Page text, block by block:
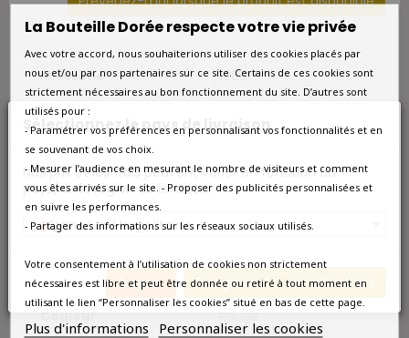
Sélectionnez le pays de livraison
Nos prix et les frais peuvent varier en fonction du
pays/de la région de livraison.
France métropolitaine
Annuler Enregistrer les modifications
Millésime 1983
Format
Qté/Colis
Pays France
Région
Appellation Pessac-Léognan
Couleur Rouge
La Bouteille Dorée respecte votre vie privée
Avec votre accord, nous souhaiterions utiliser des cookies placés par
nous et/ou par nos partenaires sur ce site. Certains de ces cookies sont
strictement nécessaires au bon fonctionnement du site. D’autres sont
utilisés pour :
- Paramétrer vos préférences en personnalisant vos fonctionnalités et en
se souvenant de vos choix.
- Mesurer l’audience en mesurant le nombre de visiteurs et comment
vous êtes arrivés sur le site. - Proposer des publicités personnalisées et
en suivre les performances.
- Partager des informations sur les réseaux sociaux utilisés.
Votre consentement à l’utilisation de cookies non strictement
nécessaires est libre et peut être donnée ou retiré à tout moment en
utilisant le lien “Personnaliser les cookies” situé en bas de cette page.
Plus d'informations Personnaliser les cookies